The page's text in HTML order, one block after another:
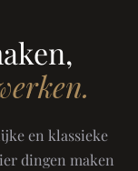
en klassieke
dingen maken